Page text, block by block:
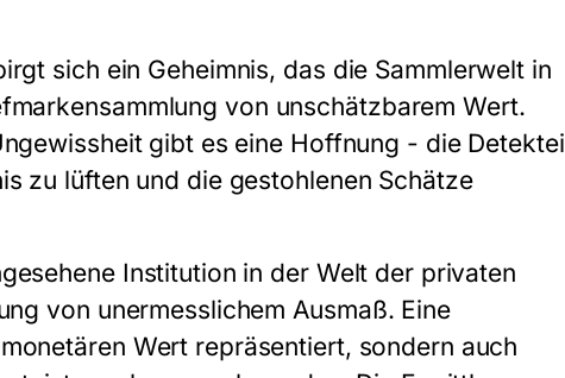
sich ein Geheimnis, das die Sammlerwelt in
von unschätzbarem Wert.
gibt es eine Hoffnung - die Detektei
zu lüften und die gestohlenen Schätze
Institution in der Welt der privaten
von unermesslichem Ausmaß. Eine
Wert repräsentiert, sondern auch